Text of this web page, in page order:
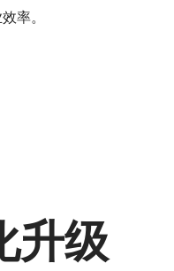
率。
升级